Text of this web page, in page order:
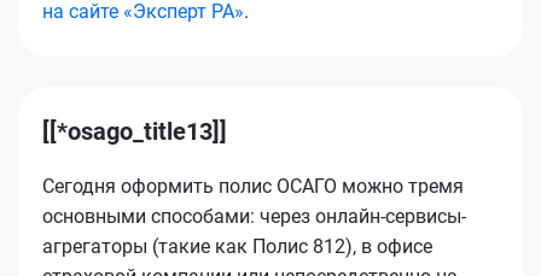
на сайте «Эксперт РА».
[[*osago_title13]]
Сегодня оформить полис ОСАГО можно тремя
основными способами: через онлайн-сервисы-
агрегаторы (такие как Полис 812), в офисе